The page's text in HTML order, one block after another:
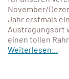
November/
Jahr erstmals
Austragungsort
einen tollen
Weiterlesen...